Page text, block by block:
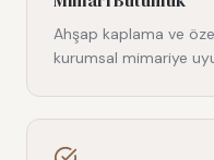
Ahşap kaplama ve
kurumsal mimariye